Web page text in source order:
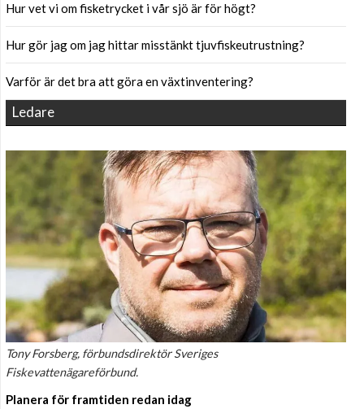
Hur vet vi om fisketrycket i vår sjö är för högt?
Hur gör jag om jag hittar misstänkt tjuvfiskeutrustning?
Varför är det bra att göra en växtinventering?
Ledare
Tony Forsberg, förbundsdirektör Sveriges
Fiskevattenägareförbund.
Planera för framtiden redan idag